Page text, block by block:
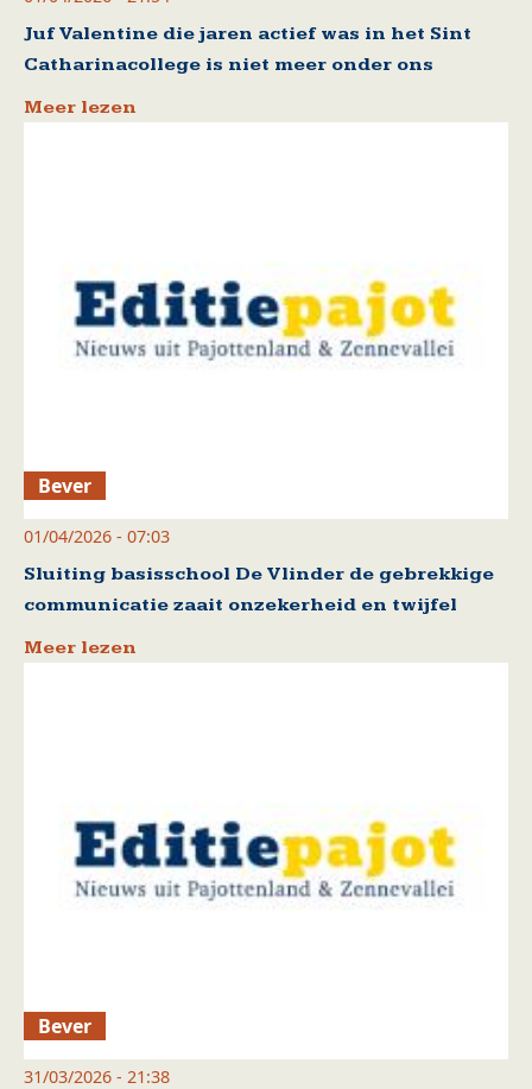
Juf Valentine die jaren actief was in het Sint
Catharinacollege is niet meer onder ons
Meer lezen
Bever
01/04/2026 - 07:03
Sluiting basisschool De Vlinder de gebrekkige
communicatie zaait onzekerheid en twijfel
Meer lezen
Bever
31/03/2026 - 21:38